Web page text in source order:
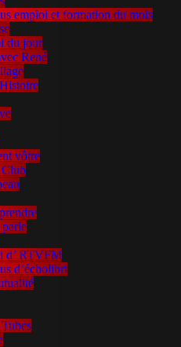
emploi et formation du mois
du jour
René
vôtre
Club
parle
d’ RTVFM
d’écholibri